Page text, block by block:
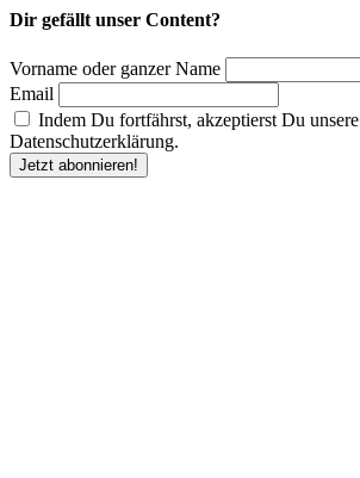
Dir gefällt unser Content?
Vorname oder ganzer Name
Email
Indem Du fortfährst, akzeptierst Du unsere
Datenschutzerklärung.